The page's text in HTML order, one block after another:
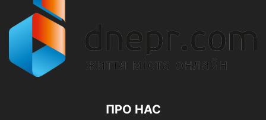
ПРО НАС